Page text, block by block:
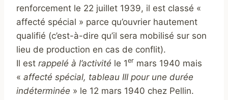
renforcement le 22 juillet 1939, il est classé «
affecté spécial » parce qu’ouvrier hautement
qualifié (c’est-à-dire qu’il sera mobilisé sur son
lieu de production en cas de conflit).
Il est rappelé à l’activité le 1er mars 1940 mais
« affecté spécial, tableau III pour une durée
indéterminée » le 12 mars 1940 chez Pellin.